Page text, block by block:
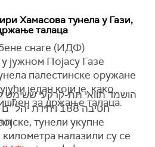
Ирана на предлог
је Техеран јуче послао
био претеран".
Министарства спољних
ће Иран реаговати
приморан, али да ће
сваку прилику за
спорова.
да се боримо,
постоји простор за
Хамасова тунела у Гази,
талаца
снаге (ИДФ)
јужном Појасу Газе
палестинске оружане
један који је, како
за држање талаца.
тунели укупне
налазили су се
הושמד תוואי תת-קרקעי ששימש
חטיבה 188